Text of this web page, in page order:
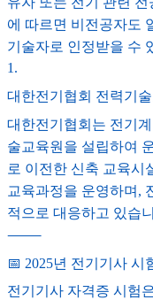
에 따르면 비전공자도
기술자로 인정받을 수
1 .
대한전기협회 전력기
대한전기협회는 전기
술교육원을 설립하여
로 이전한 신축 교육시
교육과정을 운영하며,
적으로 대응하고 있습
⸻
📅 2025년 전기기사 시
전기기사 자격증 시험